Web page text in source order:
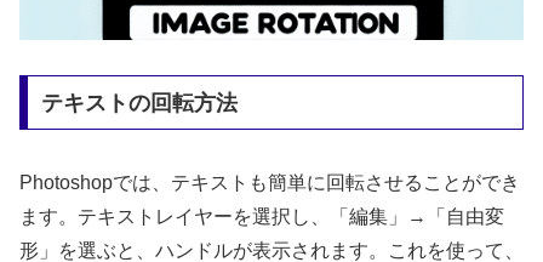
テキストの回転方法
Photoshopでは、テキストも簡単に回転させることができ
ます。テキストレイヤーを選択し、「編集」→「自由変
形」を選ぶと、ハンドルが表示されます。これを使って、